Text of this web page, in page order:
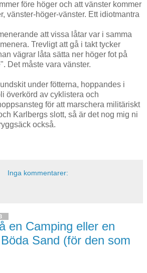
före höger och att vänster kommer
vänster-höger-vänster. Ett idiotmantra
att vissa låtar var i samma
Trevligt att gå i takt tycker
vägrar låta sätta ner höger fot på
Det måste vara vänster.
under fötterna, hoppandes i
överkörd av cyklistera och
för att marschera militäriskt
Karlbergs slott, så är det nog mig ni
också.
Inga kommentarer:
en Camping eller en
Sand (för den som